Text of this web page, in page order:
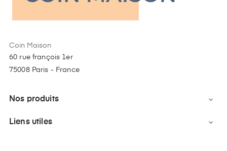
Coin Maison
60 rue françois 1er
75008 Paris - France
Nos produits 
Liens utiles 